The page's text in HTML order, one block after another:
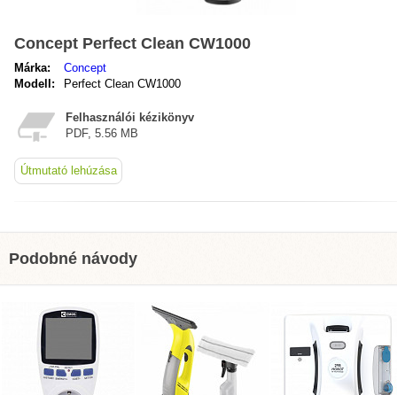
Concept Perfect Clean CW1000
Márka:
Concept
Modell:
Perfect Clean CW1000
Felhasználói kézikönyv
PDF, 5.56 MB
Útmutató lehúzása
Podobné návody